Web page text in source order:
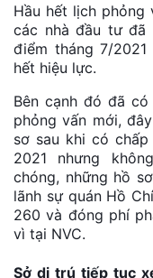
Hầu hết lịch
các nhà đầu tư
điểm tháng 7/
hết hiệu lực.
Bên cạnh đó đã
phỏng vấn mới,
sơ sau khi có
2021 nhưng
chóng, những hồ
lãnh sự quán Hồ
260 và đóng phí
vì tại NVC.
Sở di trú tiếp tục